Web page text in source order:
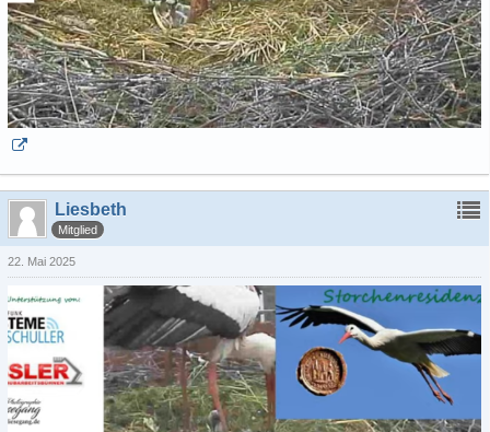
Liesbeth
Mitglied
22. Mai 2025